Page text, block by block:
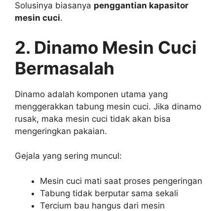
Solusinya biasanya penggantian kapasitor
mesin cuci.
2. Dinamo Mesin Cuci
Bermasalah
Dinamo adalah komponen utama yang
menggerakkan tabung mesin cuci. Jika dinamo
rusak, maka mesin cuci tidak akan bisa
mengeringkan pakaian.
Gejala yang sering muncul:
Mesin cuci mati saat proses pengeringan
Tabung tidak berputar sama sekali
Tercium bau hangus dari mesin